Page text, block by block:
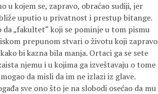
u kojem se, zapravo, obraćao sudiji, jer
uputio u privatnost i prestup bitange.
„fakultet“ koji se pominje u tom pismu
prepunom stvari o životu koji zapravo
bi kazna bila manja. Ortaci ga se sete
njemu i u kojima ga izveštavaju o tome
da misli da im ne izlazi iz glave.
sve ono što je na slobodi osećao da mu